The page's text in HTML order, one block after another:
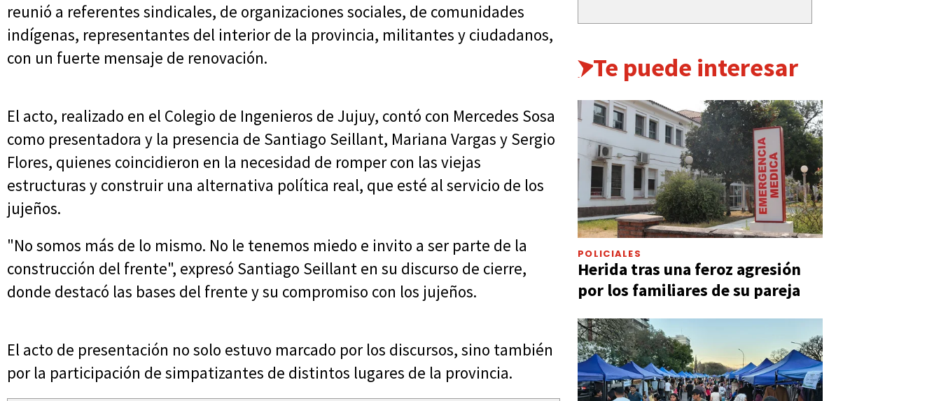
reunió a referentes sindicales, de organizaciones sociales, de comunidades
indígenas, representantes del interior de la provincia, militantes y ciudadanos,
con un fuerte mensaje de renovación.
El acto, realizado en el Colegio de Ingenieros de Jujuy, contó con Mercedes Sosa
como presentadora y la presencia de Santiago Seillant, Mariana Vargas y Sergio
Flores, quienes coincidieron en la necesidad de romper con las viejas
estructuras y construir una alternativa política real, que esté al servicio de los
jujeños.
"No somos más de lo mismo. No le tenemos miedo e invito a ser parte de la
construcción del frente", expresó Santiago Seillant en su discurso de cierre,
donde destacó las bases del frente y su compromiso con los jujeños.
El acto de presentación no solo estuvo marcado por los discursos, sino también
por la participación de simpatizantes de distintos lugares de la provincia.
Te puede interesar
POLICIALES
Herida tras una feroz agresión
por los familiares de su pareja